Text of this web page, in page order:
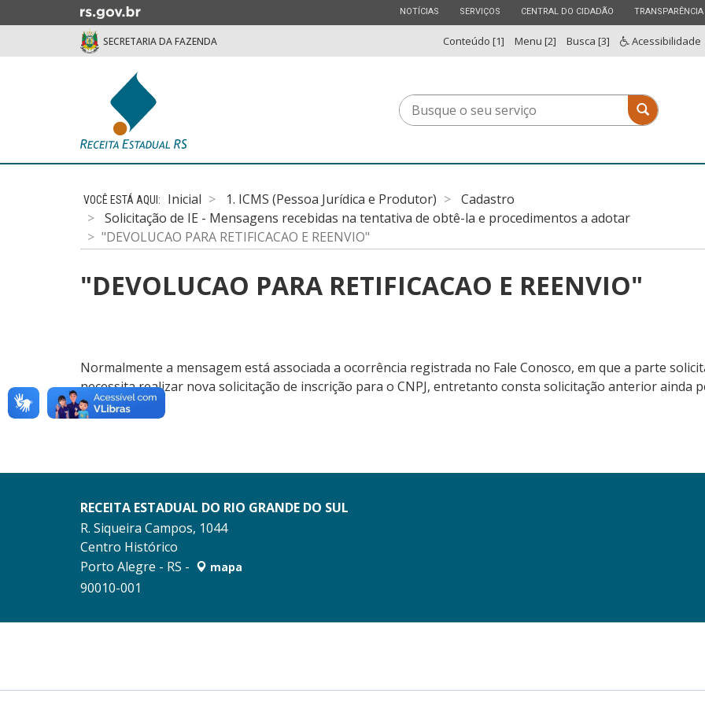
para
Ir
ESTADO
NOTÍCIAS ESTADO
SERVIÇOS ESTADO
CENTRAL DO CIDADÃO ESTADO
TRANSPARÊNCIA
SECRETARIA DA FAZENDA Conteúdo [1] Menu [2] Busca [3] Acessibilidade
Busque
o
serviço
Busque o
Inicial 1. ICMS (Pessoa Jurídica e Produtor)
Cadastro
Solicitação de IE - Mensagens recebidas na tentativa de obtê-la e procedimentos a adotar
"DEVOLUCAO PARA RETIFICACAO E REENVIO"
"DEVOLUCAO PARA RETIFICACAO E REENVIO"
Normalmente a mensagem está associada a ocorrência registrada no Fale Conosco, em que a parte
necessita realizar nova solicitação de inscrição para o CNPJ, entretanto consta solicitação anterior ainda
Adicionais.
RECEITA ESTADUAL DO RIO GRANDE DO SUL
R. Siqueira Campos, 1044
Centro Histórico
Porto Alegre - RS -
mapa
90010-001